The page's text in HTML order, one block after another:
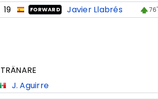
19 FORWARD Javier Llabrés 76'
TRÄNARE
J. Aguirre